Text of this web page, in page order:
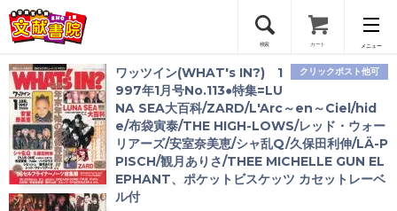
検索 カート メニュー
会員登録
ログイン
クリックポスト他可
ワッツイン(WHAT's IN?) 1
997年1月号No.113●特集=LU
NA SEA大百科/ZARD/L'Arc～en～Ciel/hid
e/布袋寅泰/THE HIGH-LOWS/レッド・ウォー
リアーズ/安室奈美恵/シャ乱Q/久保田利伸/LÄ-P
PISCH/観月ありさ/THEE MICHELLE GUN EL
EPHANT、ポケットビスケッツ カセットレーベ
ル付